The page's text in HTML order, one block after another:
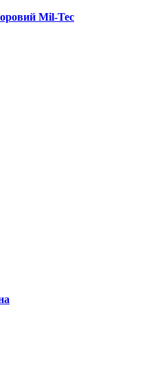
Mil-Tec